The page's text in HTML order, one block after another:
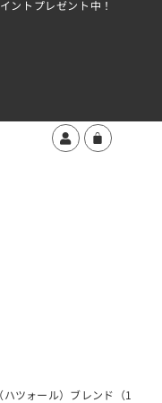
ントプレゼント中！
ツォール）ブレンド（1